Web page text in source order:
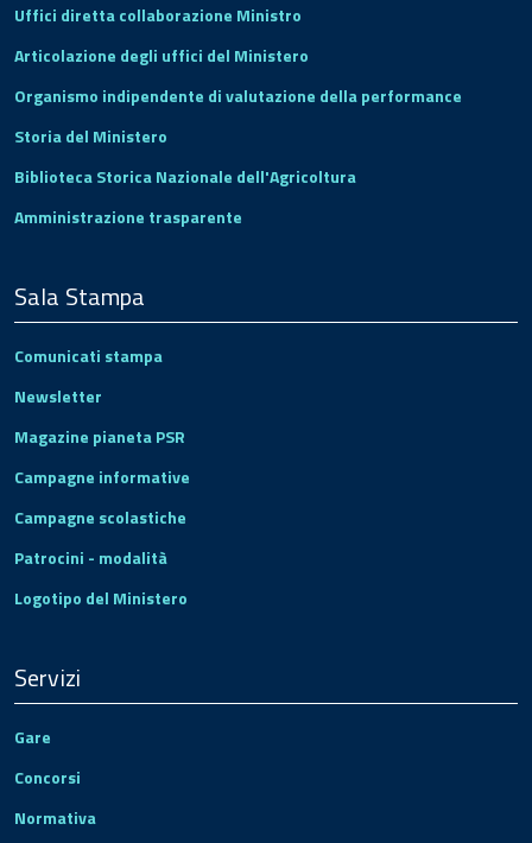
Uffici diretta collaborazione Ministro
Articolazione degli uffici del Ministero
Organismo indipendente di valutazione della performance
Storia del Ministero
Biblioteca Storica Nazionale dell'Agricoltura
Amministrazione trasparente
Sala Stampa
Comunicati stampa
Newsletter
Magazine pianeta PSR
Campagne informative
Campagne scolastiche
Patrocini - modalità
Logotipo del Ministero
Servizi
Gare
Concorsi
Normativa